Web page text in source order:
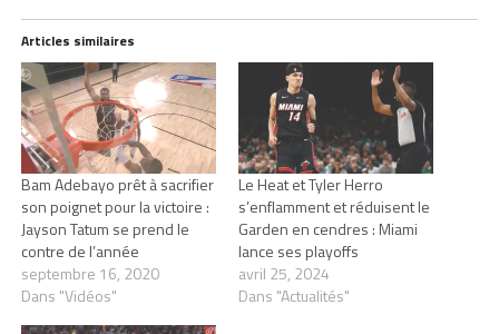
Articles similaires
Bam Adebayo prêt à sacrifier
son poignet pour la victoire :
Jayson Tatum se prend le
contre de l’année
septembre 16, 2020
Dans "Vidéos"
Le Heat et Tyler Herro
s’enflamment et réduisent le
Garden en cendres : Miami
lance ses playoffs
avril 25, 2024
Dans "Actualités"